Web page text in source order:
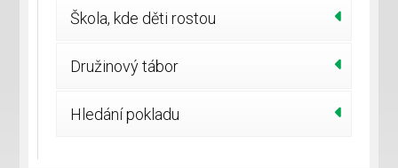
Škola, kde děti rostou
Družinový tábor
Hledání pokladu